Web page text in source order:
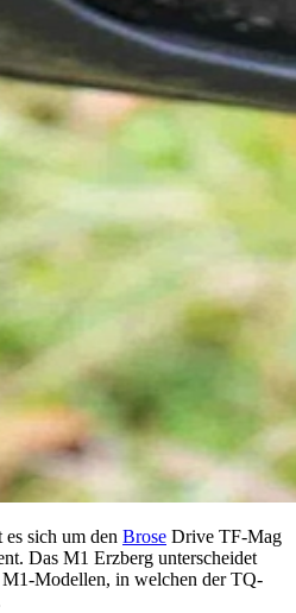
sich um den Brose Drive TF-Mag
Das M1 Erzberg unterscheidet
M1-Modellen, in welchen der TQ-